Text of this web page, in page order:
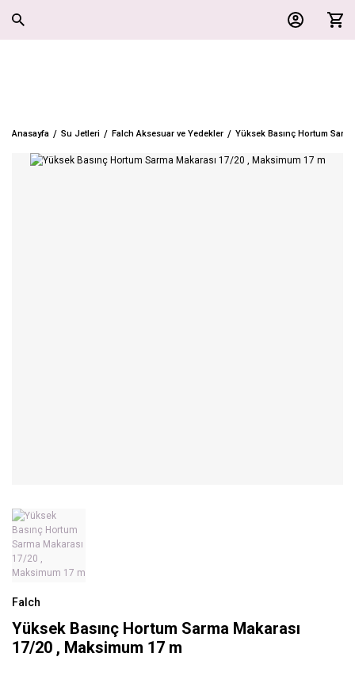
Anasayfa Su Jetleri Falch Aksesuar ve Yedekler Yüksek Basınç Hortum
Falch
Yüksek Basınç Hortum Sarma Makarası
17/20 , Maksimum 17 m